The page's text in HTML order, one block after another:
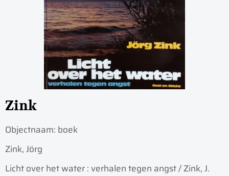
Zink
Objectnaam: boek
Zink, Jörg
Licht over het water : verhalen tegen angst / Zink, J.